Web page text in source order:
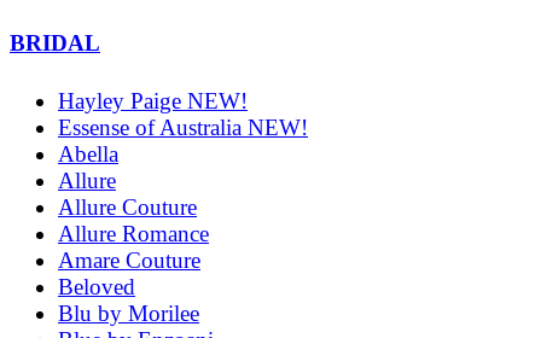
BRIDAL
Hayley Paige NEW!
Essense of Australia NEW!
Abella
Allure
Allure Couture
Allure Romance
Amare Couture
Beloved
Blu by Morilee